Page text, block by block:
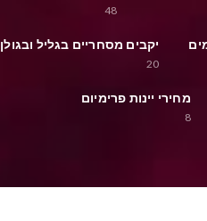
48
יקבים מסחריים בגליל ובגולן
20
מחירי יינות פרימיום
8